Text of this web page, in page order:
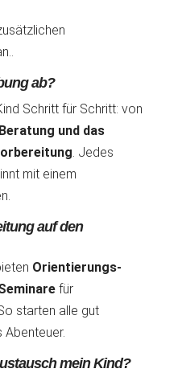
ab?
Schritt für Schritt: von
Beratung und das
. Jedes
mit einem
auf den
Orientierungs-
für
starten alle gut
Abenteuer.
mein Kind?